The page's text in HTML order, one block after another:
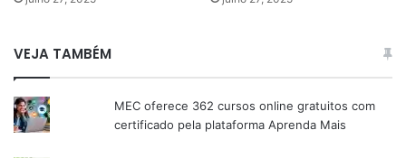
VEJA TAMBÉM
MEC oferece 362 cursos online gratuitos com
certificado pela plataforma Aprenda Mais